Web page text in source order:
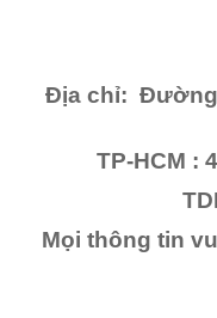
Địa chỉ: Đường
TP-HCM :
Mọi thông tin